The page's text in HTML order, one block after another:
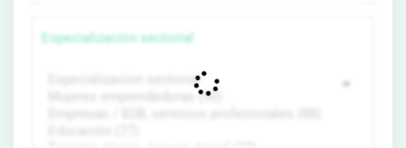
Especialización sectorial